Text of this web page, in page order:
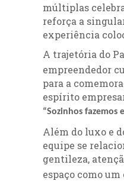
múltiplas
reforça a
experiência
A trajetória do
empreendedor
para a
espírito
“Sozinhos fazemos
Além do luxo e
equipe se
gentileza,
espaço como